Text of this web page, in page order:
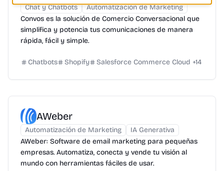
Chat y Chatbots
Automatización de Marketing
Convos es la solución de Comercio Conversacional que
simplifica y potencia tus comunicaciones de manera
rápida, fácil y simple.
Chatbots Shopify Salesforce Commerce Cloud +14
AWeber
Automatización de Marketing
IA Generativa
AWeber: Software de email marketing para pequeñas
empresas. Automatiza, conecta y vende tu visión al
mundo con herramientas fáciles de usar.